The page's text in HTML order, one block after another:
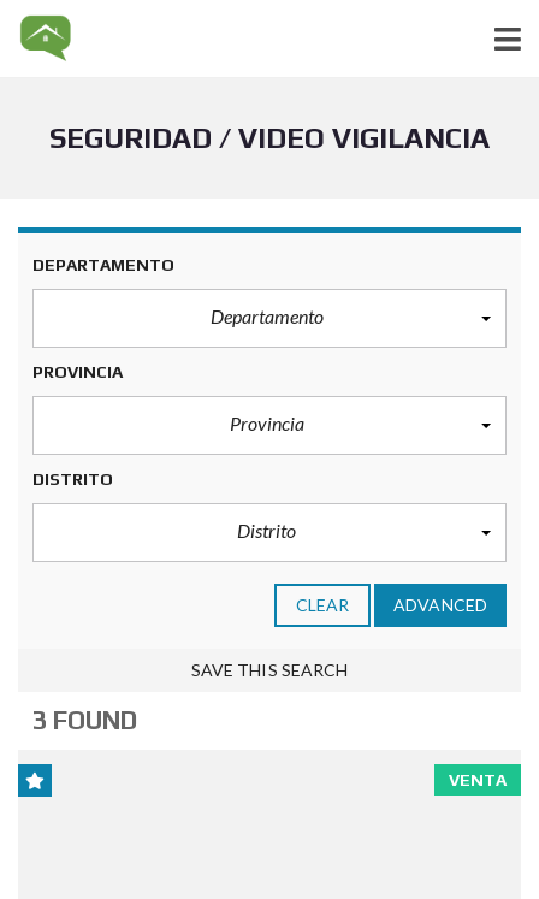
SEGURIDAD / VIDEO VIGILANCIA
DEPARTAMENTO
Departamento
PROVINCIA
Provincia
DISTRITO
Distrito
CLEAR ADVANCED
SAVE THIS SEARCH
3 FOUND
VENTA